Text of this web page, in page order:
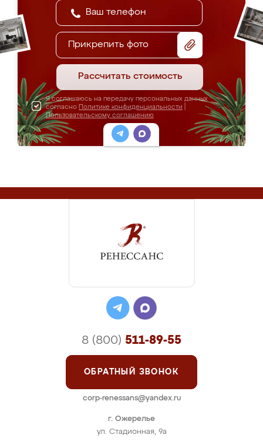
Прикрепить фото
Рассчитать стоимость
Я соглашаюсь на передачу персональных данных
согласно Политике конфиденциальности
Пользовательскому соглашению
г. Ожерелье
ул. Стадионная, 9а
8 (800) 511-89-55
ОБРАТНЫЙ ЗВОНОК
corp-renessans@yandex.ru